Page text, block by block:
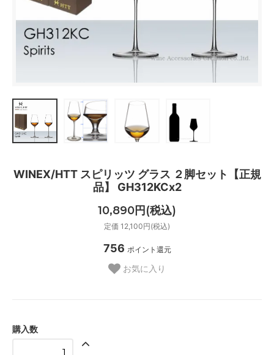
WINEX/HTT スピリッツ グラス ２脚セット【正規
品】 GH312KCx2
10,890円(税込)
定価 12,100円(税込)
756 ポイント還元
お気に入り
購入数